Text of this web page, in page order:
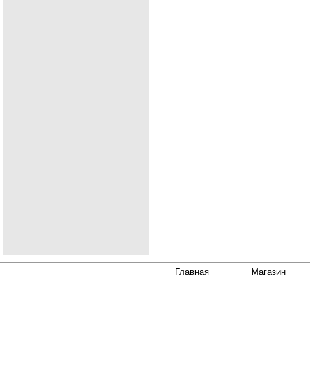
Главная Магазин